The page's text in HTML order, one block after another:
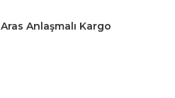
Aras Anlaşmalı Kargo